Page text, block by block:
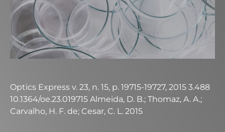
Optics Express v. 23, n. 15, p. 19715-19727, 2015 3.488
10.1364/oe.23.019715 Almeida, D. B.; Thomaz, A. A.;
Carvalho, H. F. de; Cesar, C. L. 2015